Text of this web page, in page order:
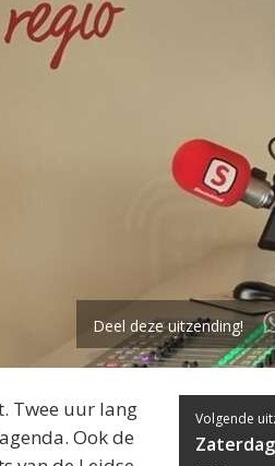
Deel deze uitzending!
Twee uur lang
Ook de
Volgende